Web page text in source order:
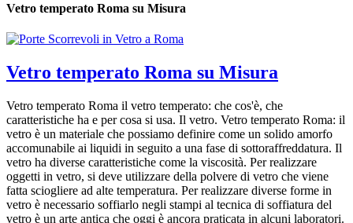
Vetro temperato Roma su Misura
Vetro temperato Roma su Misura
Vetro temperato Roma il vetro temperato: che cos'è, che
caratteristiche ha e per cosa si usa. Il vetro. Vetro temperato Roma: il
vetro è un materiale che possiamo definire come un solido amorfo
accomunabile ai liquidi in seguito a una fase di sottoraffreddatura. Il
vetro ha diverse caratteristiche come la viscosità. Per realizzare
oggetti in vetro, si deve utilizzare della polvere di vetro che viene
fatta sciogliere ad alte temperatura. Per realizzare diverse forme in
vetro è necessario soffiarlo negli stampi al tecnica di soffiatura del
vetro è un arte antica che oggi è ancora praticata in alcuni laboratori.